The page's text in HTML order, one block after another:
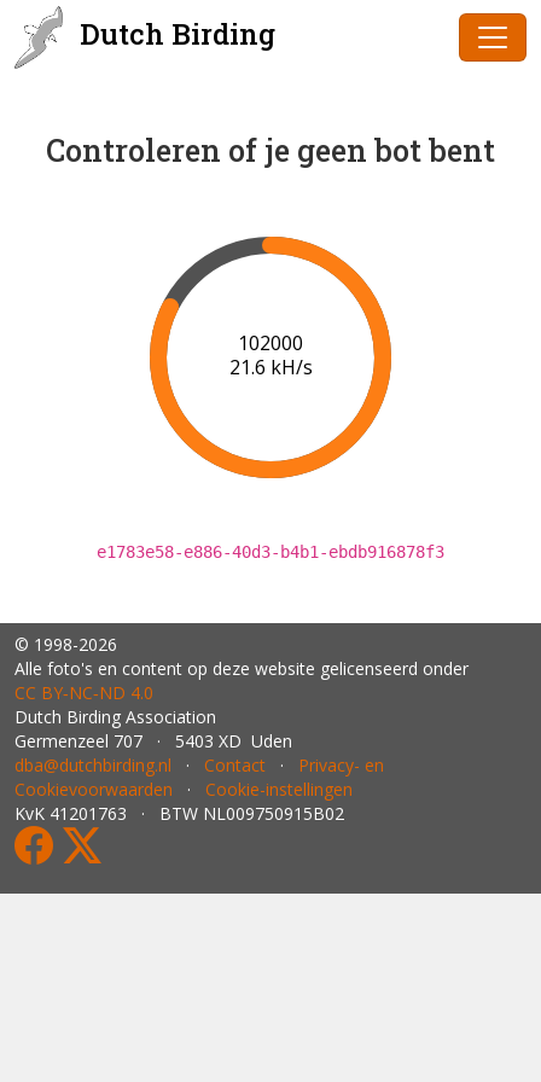
Dutch Birding
Controleren of je geen bot bent
102000
21.6 kH/s
e1783e58-e886-40d3-b4b1-ebdb916878f3
© 1998-2026
Alle foto's en content op deze website gelicenseerd onder
CC BY‑NC‑ND 4.0
Dutch Birding Association
Germenzeel 707 · 5403 XD Uden
dba@dutchbirding.nl · Contact · Privacy- en
Cookievoorwaarden · Cookie-instellingen
KvK 41201763 · BTW NL009750915B02